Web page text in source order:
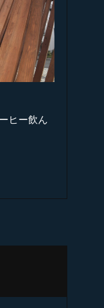
ヒー飲ん